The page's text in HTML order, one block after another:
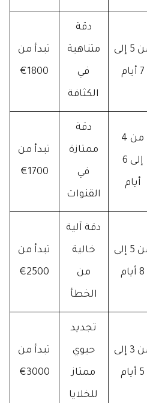
من 5 إلى
7 أيام
دقة
متناهية
في
الكثافة
تبدأ من
1800€
من 4
إلى 6
أيام
دقة
ممتازة
في
القنوات
تبدأ من
1700€
من 5 إلى
8 أيام
دقة آلية
خالية
من
الخطأ
تبدأ من
2500€
من 3 إلى
5 أيام
تجديد
حيوي
ممتاز
للخلايا
تبدأ من
3000€